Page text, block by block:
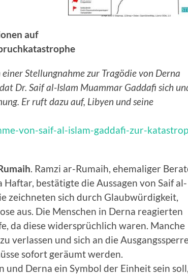
auf
einer Stellungnahme zur Tragödie von Derna
Dr. Saif al-Islam Muammar Gaddafi sich
Er ruft dazu auf, Libyen und seine
von-saif-al-islam-gaddafi-zur-
. Ramzi ar-Rumaih, ehemaliger
bestätigte die Aussagen von Saif al-
zeichneten sich durch Glaubwürdigkeit,
aus. Die Menschen in Derna reagierten
da diese widersprüchlich waren. Manche
verlassen und sich an die
sofort geräumt werden.
und Derna ein Symbol der Einheit sein soll,